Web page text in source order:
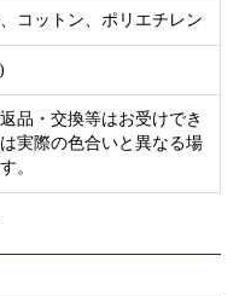
コットン、ポリエチレン
品・交換等はお受けでき
実際の色合いと異なる場
。